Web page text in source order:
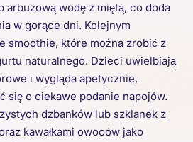
arbuzową wodę z miętą, co doda
w gorące dni. Kolejnym
smoothie, które można zrobić z
naturalnego. Dzieci uwielbiają
i wygląda apetycznie,
się o ciekawe podanie napojów.
dzbanków lub szklanek z
kawałkami owoców jako